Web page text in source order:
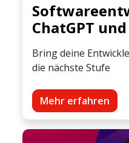
ChatGPT
Bring deine
die nächste Stufe
Mehr erfahren